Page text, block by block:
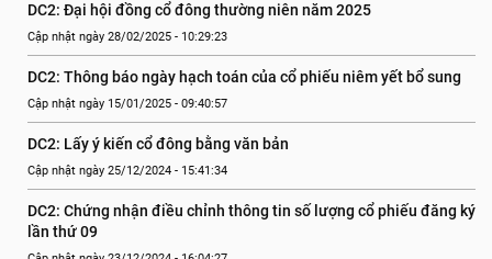
DC2: Đại hội đồng cổ đông thường niên năm 2025
Cập nhật ngày 28/02/2025 - 10:29:23
DC2: Thông báo ngày hạch toán của cổ phiếu niêm yết bổ sung
Cập nhật ngày 15/01/2025 - 09:40:57
DC2: Lấy ý kiến cổ đông bằng văn bản
Cập nhật ngày 25/12/2024 - 15:41:34
DC2: Chứng nhận điều chỉnh thông tin số lượng cổ phiếu đăng ký
lần thứ 09